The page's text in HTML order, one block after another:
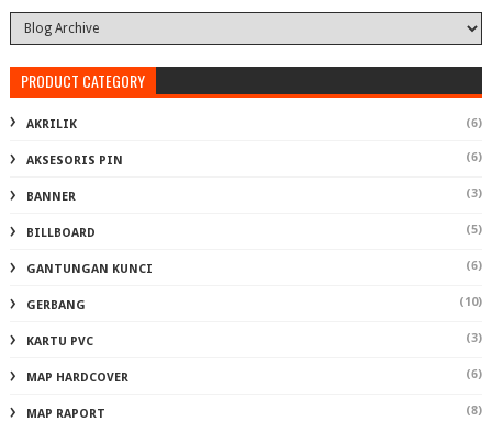
PRODUCT CATEGORY
AKRILIK (6)
AKSESORIS PIN (6)
BANNER (3)
BILLBOARD (5)
GANTUNGAN KUNCI (6)
GERBANG (10)
KARTU PVC (3)
MAP HARDCOVER (6)
MAP RAPORT (8)